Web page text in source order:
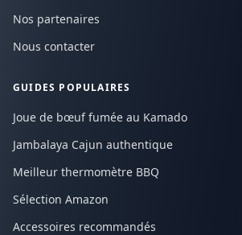
Nos partenaires
Nous contacter
GUIDES POPULAIRES
Joue de bœuf fumée au Kamado
Jambalaya Cajun authentique
Meilleur thermomètre BBQ
Sélection Amazon
Accessoires recommandés